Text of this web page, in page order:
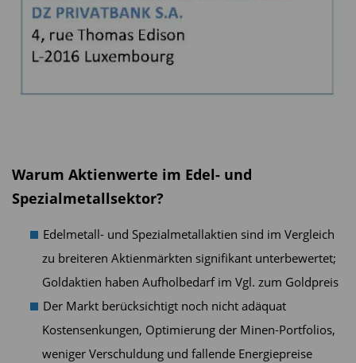
Warum Aktienwerte im Edel- und
Spezialmetallsektor?
Edelmetall- und Spezialmetallaktien sind im Vergleich
zu breiteren Aktienmärkten signifikant unterbewertet;
Goldaktien haben Aufholbedarf im Vgl. zum Goldpreis
Der Markt berücksichtigt noch nicht adäquat
Kostensenkungen, Optimierung der Minen-Portfolios,
weniger Verschuldung und fallende Energiepreise